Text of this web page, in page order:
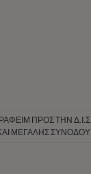
ΠΡΟΣ ΤΗΝ Δ.Ι.Σ
ΜΕΓΆΛΗΣ ΣΥΝΌΔΟΥ